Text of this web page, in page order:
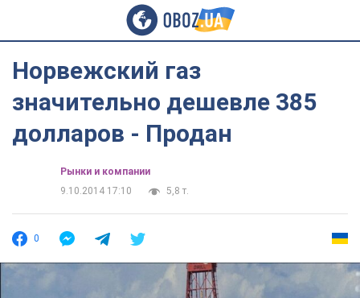
Норвежский газ
значительно дешевле 385
долларов - Продан
Рынки и компании
9.10.2014 17:10
5,8 т.
0